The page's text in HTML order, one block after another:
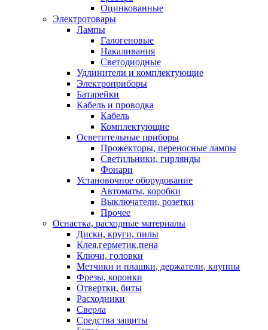
Оцинкованные
Электротовары
Лампы
Галогеновые
Накаливания
Светодиодные
Удлинители и комплектующие
Электроприборы
Батарейки
Кабель и проводка
Кабель
Комплектующие
Осветительные приборы
Прожекторы, переносные лампы
Светильники, гирлянды
Фонари
Установочное оборудование
Автоматы, коробки
Выключатели, розетки
Прочее
Оснастка, расходные материалы
Диски, круги, пилы
Клея,герметик,пена
Ключи, головки
Метчики и плашки, держатели, клуппы
Фрезы, коронки
Отвертки, биты
Расходники
Сверла
Средства защиты